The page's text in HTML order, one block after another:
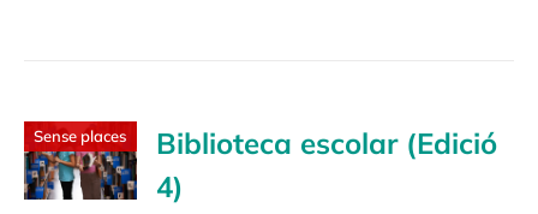
Sense places
Biblioteca escolar (Edició
4)